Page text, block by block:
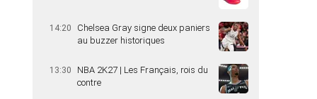
14:20
Chelsea Gray signe deux paniers
au buzzer historiques
13:30
NBA 2K27 | Les Français, rois du
contre